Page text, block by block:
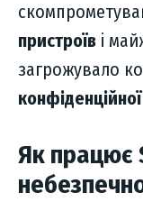
пристроїв і
загрожувало
Як працює